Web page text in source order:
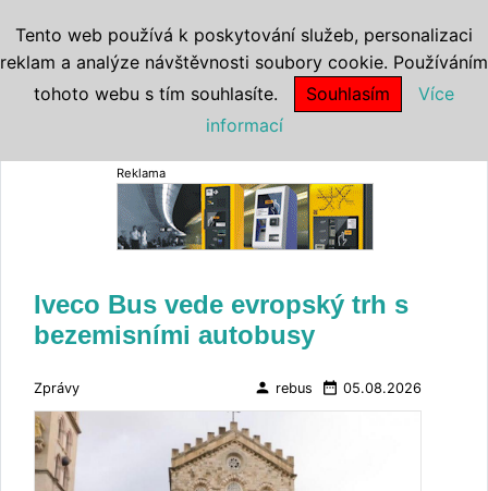
Reklama
Iveco Bus vede evropský trh s
bezemisními autobusy
Zprávy person rebus date_range 05.08.2026
Tento web používá k poskytování služeb, personalizaci
reklam a analýze návštěvnosti soubory cookie. Používáním
tohoto webu s tím souhlasíte.
Souhlasím
Více
informací